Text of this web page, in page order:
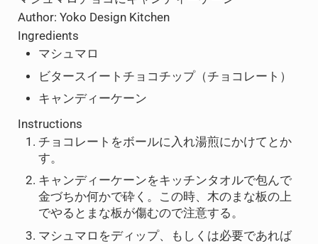
Author: Yoko Design Kitchen
Ingredients
マシュマロ
ビタースイートチョコチップ（チョコレート）
キャンディーケーン
Instructions
チョコレートをボールに入れ湯煎にかけてとか
す。
キャンディーケーンをキッチンタオルで包んで
金づちか何かで砕く。この時、木のまな板の上
でやるとまな板が傷むので注意する。
マシュマロをディップ、もしくは必要であれば